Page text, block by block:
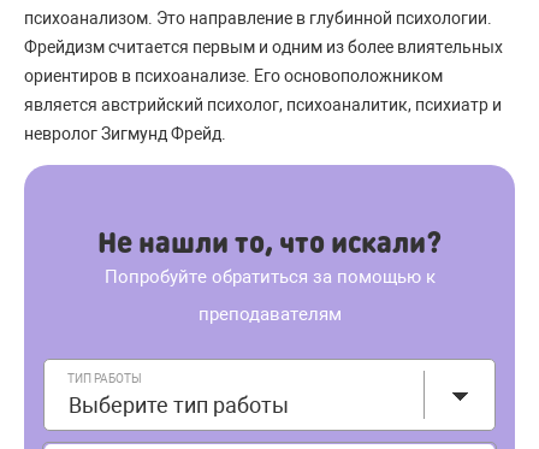
психоанализом. Это направление в глубинной психологии.
Фрейдизм считается первым и одним из более влиятельных
ориентиров в психоанализе. Его основоположником
является австрийский психолог, психоаналитик, психиатр и
невролог Зигмунд Фрейд.
Не нашли то, что искали?
Попробуйте обратиться за помощью к
преподавателям
ТИП РАБОТЫ
Выберите тип работы